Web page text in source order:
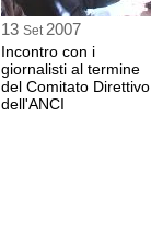
13 Set 2007
Incontro con i
giornalisti al termine
del Comitato Direttivo
dell'ANCI